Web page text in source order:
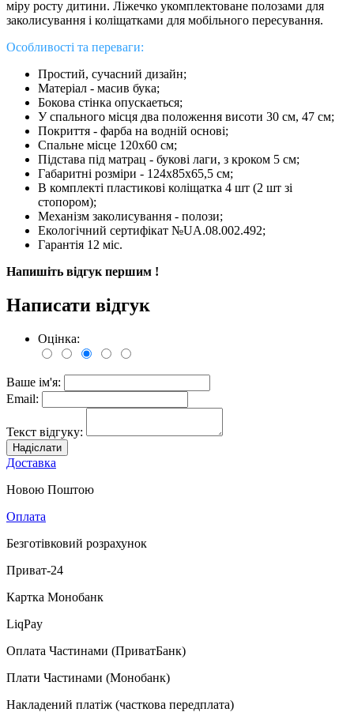
міру росту дитини. Ліжечко укомплектоване полозами для
заколисування і коліщатками для мобільного пересування.
Особливості та переваги:
Простий, сучасний дизайн;
Матеріал - масив бука;
Бокова стінка опускаеться;
У спального місця два положення висоти 30 см, 47 см;
Покриття - фарба на водній основі;
Спальне місце 120х60 см;
Підстава під матрац - букові лаги, з кроком 5 см;
Габаритні розміри - 124х85х65,5 см;
В комплекті пластикові коліщатка 4 шт (2 шт зі
стопором);
Механізм заколисування - полози;
Екологічний сертифікат №UA.08.002.492;
Гарантія 12 міс.
Напишіть відгук першим !
Написати відгук
Оцінка:
Ваше ім'я:
Email:
Текст відгуку:
Надіслати
Доставка
Новою Поштою
Оплата
Безготівковий розрахунок
Приват-24
Картка Монобанк
LiqPay
Оплата Частинами (ПриватБанк)
Плати Частинами (Монобанк)
Накладений платіж (часткова передплата)